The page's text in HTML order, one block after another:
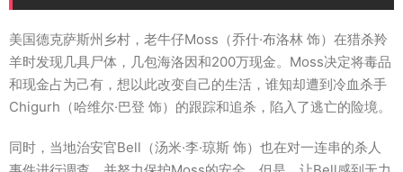
美国德克萨斯州乡村，老牛仔Moss（乔什·布洛林 饰）在猎杀羚
羊时发现几具尸体，几包海洛因和200万现金。Moss决定将毒品
和现金占为己有，想以此改变自己的生活，谁知却遭到冷血杀手
Chigurh（哈维尔·巴登 饰）的跟踪和追杀，陷入了逃亡的险境。
同时，当地治安官Bell（汤米·李·琼斯 饰）也在对一连串的杀人